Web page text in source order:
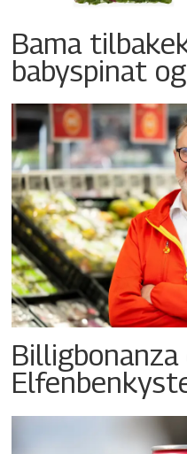
Bama
babyspinat